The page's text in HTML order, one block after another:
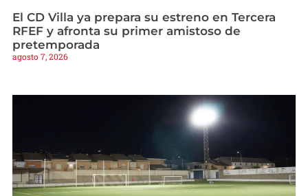
El CD Villa ya prepara su estreno en Tercera
RFEF y afronta su primer amistoso de
pretemporada
agosto 7, 2026